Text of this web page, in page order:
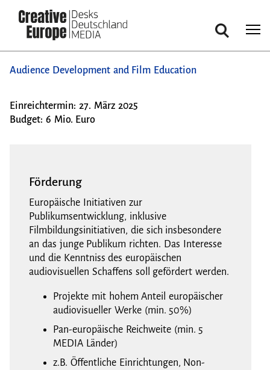
zum
Suche
Audience Development and Film Education
Einreichtermin: 27. März 2025
Budget: 6 Mio. Euro
Förderung
Europäische Initiativen zur
Publikumsentwicklung, inklusive
Filmbildungsinitiativen, die sich insbesondere
an das junge Publikum richten. Das Interesse
und die Kenntniss des europäischen
audiovisuellen Schaffens soll gefördert werden.
Projekte mit hohem Anteil europäischer
audiovisueller Werke (min. 50%)
Pan-europäische Reichweite (min. 5
MEDIA Länder)
z.B. Öffentliche Einrichtungen, Non-